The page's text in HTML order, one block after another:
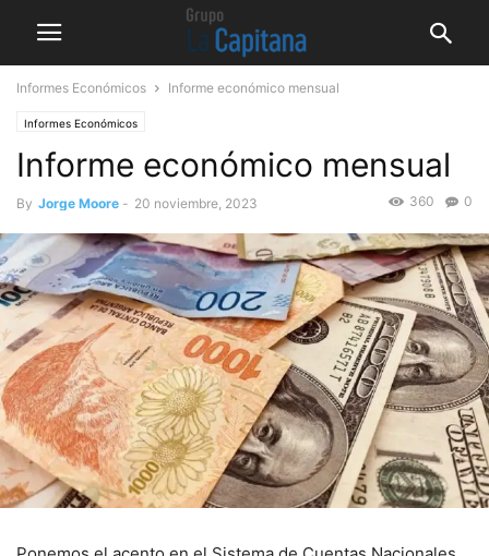
Informes Económicos Informe económico mensual
Informes Económicos
Informe económico mensual
By Jorge Moore - 20 noviembre, 2023 0
360